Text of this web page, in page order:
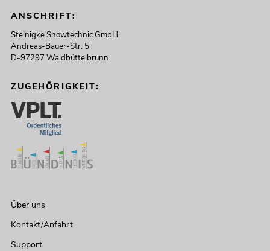
ANSCHRIFT:
Steinigke Showtechnic GmbH
Andreas-Bauer-Str. 5
D-97297 Waldbüttelbrunn
ZUGEHÖRIGKEIT:
Über uns
Kontakt/Anfahrt
Support